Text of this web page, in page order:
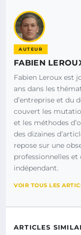
AUTEUR
FABIEN
Fabien Leroux est
ans dans les
d’entreprise et du
couvert les
et les méthodes
des dizaines
repose sur une
professionnelles
indépendant.
VOIR TOUS LES
ARTICLES